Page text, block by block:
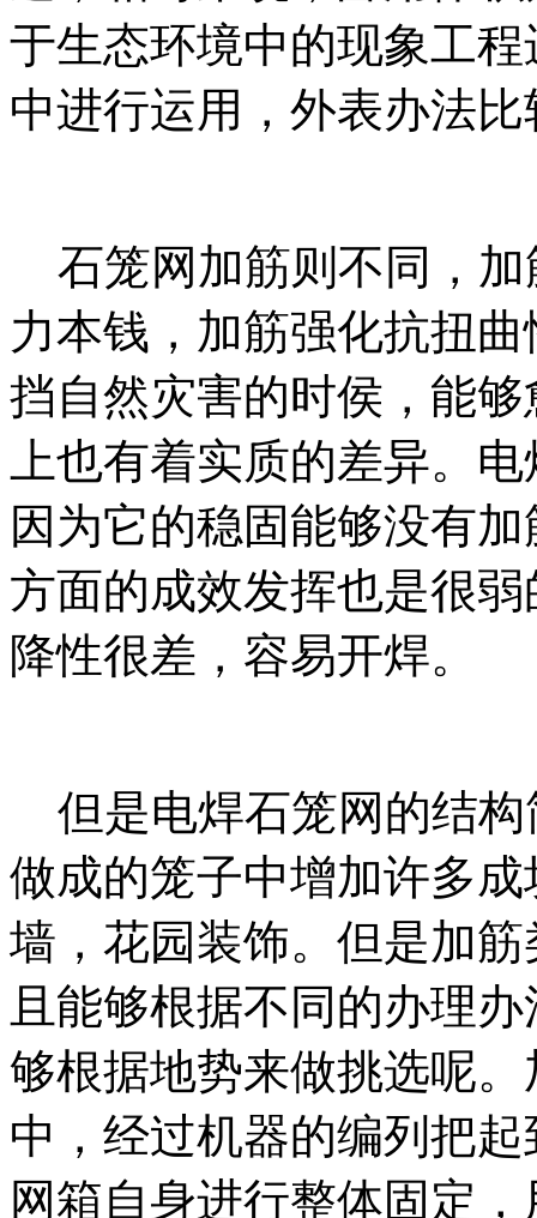
于生态环境中的现象工
中进行运用，外表办法
石笼网加筋则不同，加
力本钱，加筋强化抗扭
挡自然灾害的时侯，能
上也有着实质的差异。
因为它的稳固能够没有
方面的成效发挥也是很
降性很差，容易开焊。
但是电焊石笼网的结构
做成的笼子中增加许多
墙，花园装饰。但是加
且能够根据不同的办理
够根据地势来做挑选呢
中，经过机器的编列把
网箱自身进行整体固定